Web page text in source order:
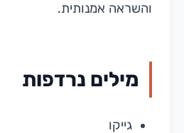
והשראה אמנותית.
מילים נרדפות
גייקו